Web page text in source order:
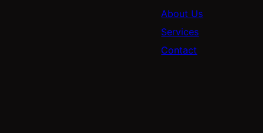
About Us
Services
Contact